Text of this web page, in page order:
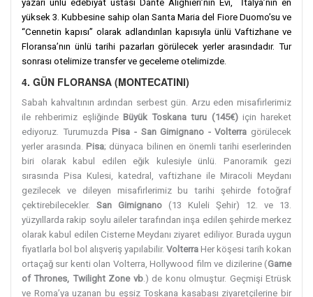
yazarı ünlü edebiyat ustası Dante Alighieri’nin Evi, İtalya’nın en
yüksek 3. Kubbesine sahip olan Santa Maria del Fiore Duomo’su ve
“Cennetin kapısı” olarak adlandırılan kapısıyla ünlü Vaftizhane ve
Floransa’nın ünlü tarihi pazarları görülecek yerler arasındadır. Tur
sonrası otelimize transfer ve geceleme otelimizde.
4. GÜN FLORANSA (MONTECATINI)
Sabah kahvaltının ardından serbest gün. Arzu eden misafirlerimiz
ile rehberimiz eşliğinde Büyük Toskana turu (145€)için hareket
ediyoruz. Turumuzda Pisa - San Gimignano - Volterra görülecek
yerler arasında. Pisa; dünyaca bilinen en önemli tarihi eserlerinden
biri olarak kabul edilen eğik kulesiyle ünlü. Panoramik gezi
sırasında Pisa Kulesi, katedral, vaftizhane ile Miracoli Meydanı
gezilecek ve dileyen misafirlerimiz bu tarihi şehirde fotoğraf
çektirebilecekler. San Gimignano (13 Kuleli Şehir) 12. ve 13.
yüzyıllarda rakip soylu aileler tarafından inşa edilen şehirde merkez
olarak kabul edilen Cisterne Meydanı ziyaret ediliyor. Burada uygun
fiyatlarla bol bol alışveriş yapılabilir. Volterra Her köşesi tarih kokan
ortaçağ sur kenti olan Volterra, Hollywood film ve dizilerine (Game
of Thrones, Twilight Zone vb.) de konu olmuştur. Geçmişi Etrüsk
ve Roma’ya uzanan bu eşsiz Toskana kasabası ziyaretçilerine bir